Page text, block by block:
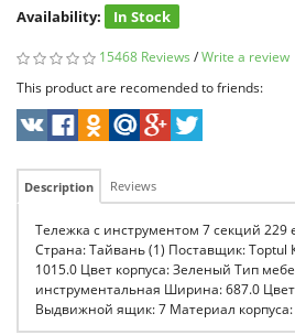
Availability:
In Stock
15468 Reviews /Write a review
This product are recomended to friends:
Description Reviews
Тележка с инструментом 7 секций 229
Страна: Тайвань (1) Поставщик: Toptul
1015.0 Цвет корпуса: Зеленый Тип
инструментальная Ширина: 687.0
Выдвижной ящик: 7 Материал корпуса: